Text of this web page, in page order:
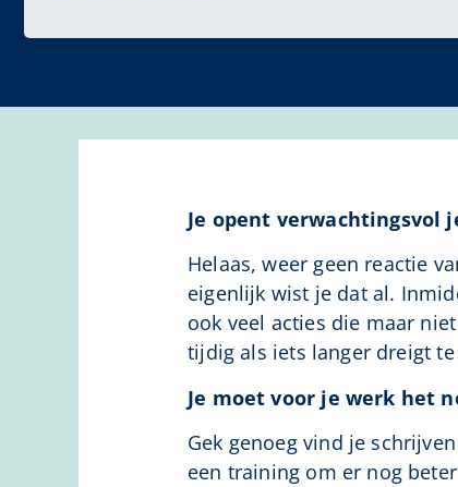
Je opent verwachtingsvol
Helaas, weer geen reactie
eigenlijk wist je dat al.
ook veel acties die maar
tijdig als iets langer dreigt
Je moet voor je werk het
Gek genoeg vind je
een training om er nog